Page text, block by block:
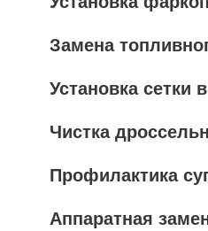
Замена
Установка сетки
Чистка
Профилактика
Аппаратная